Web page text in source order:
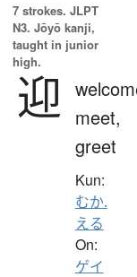
7 strokes. JLPT
N3. Jōyō kanji,
taught in junior
high.
迎
meet,
greet
Kun:
むか.
える
On:
ゲイ